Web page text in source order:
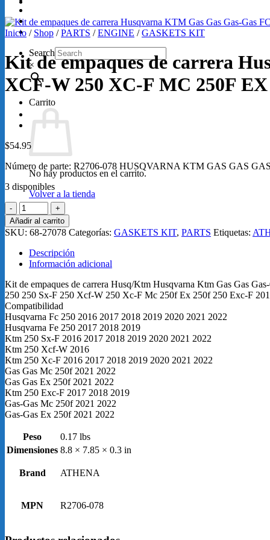
SERVICIOS
Loretta Lynn 2026
Search
×
Carrito
No hay productos en el carrito.
Volver a la tienda
Inicio / Shop / PARTS / ENGINE / GASKETS KIT
Kit de empaques de carrera
XCF-W 250 XC-F MC 250F
$54.95
Número de parte: R2706-078 HUSQVARNA KTM GAS GAS
3 disponibles
Kit
de
empaques
de
carrera
Husqvarna
KTM
Gas
Gas
Gas-
Gas
FC
250
FE
250
250
SX-
F
250
XCF-
250
F
250F
250
Añadir al carrito
SKU: 68-27078 Categorías: GASKETS KIT, PARTS Etiquetas:
Descripción
Información adicional
Kit de empaques de carrera Husq/Ktm Husqvarna Ktm Gas Gas
250 250 Sx-F 250 Xcf-W 250 Xc-F Mc 250f Ex 250f 250 Exc-F
Compatibilidad
Husqvarna Fc 250 2016 2017 2018 2019 2020 2021 2022
Husqvarna Fe 250 2017 2018 2019
Ktm 250 Sx-F 2016 2017 2018 2019 2020 2021 2022
Ktm 250 Xcf-W 2016
Ktm 250 Xc-F 2016 2017 2018 2019 2020 2021 2022
Gas Gas Mc 250f 2021 2022
Gas Gas Ex 250f 2021 2022
Ktm 250 Exc-F 2017 2018 2019
Gas-Gas Mc 250f 2021 2022
Gas-Gas Ex 250f 2021 2022
Peso
0.17 lbs
Dimensiones 8.8 × 7.85 × 0.3 in
Brand ATHENA
MPN R2706-078